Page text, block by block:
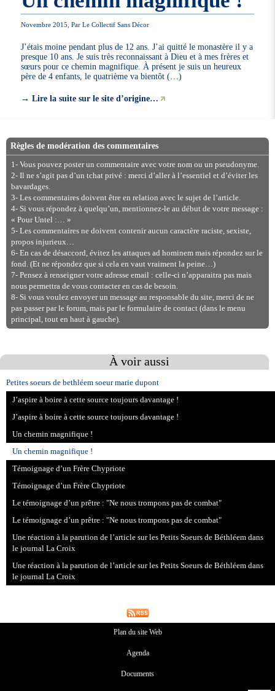
Novembre 2015, Par Le Collectif Sans Décor
J’étais moine pendant plus de 12 ans. J’ai quitté le monastère il y a
presque 10 ans. Je suis très reconnaissant à Dieu et à mes frères et
sœurs pour ce chemin magnifique. À présent je suis un heureux
père de 4 enfants, le quatrième va bientôt (…)
→Lire la suite sur le site d’origine…
Règles de modération des commentaires
1- Vous pouvez poster un commentaire avec votre nom ou un pseudonyme.
2- Il ne s’agit pas d’un tchat privé : merci d’aller à l’essentiel et d’éviter les
bavardages.
3- Les commentaires doivent être en relation avec le sujet de l’article.
4- Si vous répondez à quelqu’un, mentionnez-le au début de votre message :
« Pour Untel :… »
5- Les commentaires ne doivent contenir aucun caractère raciste, sexiste,
propos injurieux…
6- En cas de désaccord, évitez les attaques ad hominem mais répondez sur le
fond. (Et ne répondez que si cela en vaut vraiment la peine…)
7- Pensez à renseigner votre adresse email : celle-ci n’apparaitra pas mais
nous permettra de vous contacter en cas de besoin.
8- Si vous voulez envoyer un message au responsable du site, merci de ne
pas passer par le forum, mais par le formulaire de contact (dans le menu
principal, tout en haut à gauche).
À voir aussi
Petites soeurs de bethléem soeur marie dupont
J’aspire à boire à cette source toujours davantage !
J’aspire à boire à cette source toujours davantage !
Un chemin magnifique !
Un chemin magnifique !
Témoignage d’un Frère Chypriote
Témoignage d’un Frère Chypriote
Le témoignage d’un prêtre : "Ne nous trompons pas de combat"
Le témoignage d’un prêtre : "Ne nous trompons pas de combat"
Une réaction à la parution de l’article sur les Petits Soeurs de Béthléem dans
le journal La Croix
Une réaction à la parution de l’article sur les Petits Soeurs de Béthléem dans
le journal La Croix
Plan du site Web
Agenda
Documents